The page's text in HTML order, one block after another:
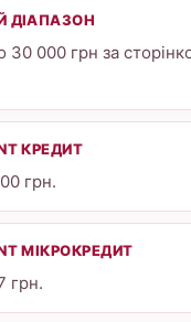
ДІАПАЗОН
30 000 грн за
КРЕДИТ
грн.
МІКРОКРЕДИТ
грн.